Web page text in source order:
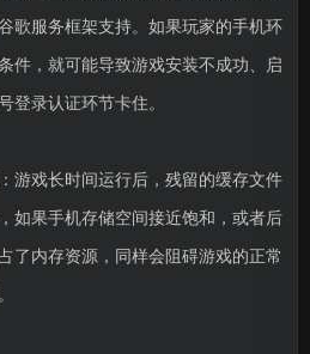
歌服务框架支持。如果玩家的手机环
件，就可能导致游戏安装不成功、启
登录认证环节卡住。
游戏长时间运行后，残留的缓存文件
如果手机存储空间接近饱和，或者后
了内存资源，同样会阻碍游戏的正常